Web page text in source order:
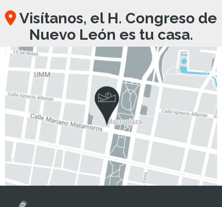
Visítanos, el H. Congreso de
Nuevo León es tu casa.